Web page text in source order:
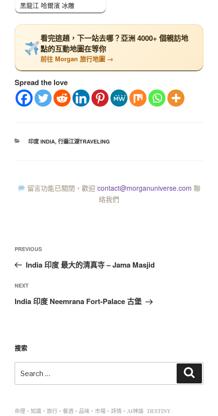
黑龍江 哈爾濱 冰雕
看完這趟，下一站去哪？亞洲 4000+ 個親訪地
點的互動地圖在等你
前往 Morgan 旅行地圖 →
Spread the love
印度 INDIA, 行遍江湖TRAVELING
留言功能已關閉，歡迎 contact@morganuniverse.com 聯
絡我們
PREVIOUS
India 印度 最大的清真寺 – Jama Masjid
NEXT
India 印度 Neemrana Fort-Palace 古堡
搜索
命理・知識・旅行・餐酒・品味・市場・詩情・AI神諭 DESTINY ·